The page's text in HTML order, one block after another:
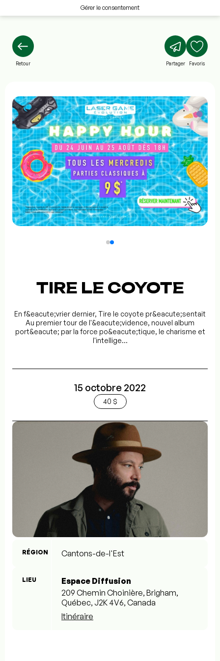
Gérer le consentement
Retour Partager Favoris
TIRE LE COYOTE
En f&eacute;vrier dernier, Tire le coyote pr&eacute;sentait
Au premier tour de l'&eacute;vidence, nouvel album
port&eacute; par la force po&eacute;tique, le charisme et
l'intellige...
15 octobre 2022
40 $
RÉGION Cantons-de-l'Est
LIEU
Espace Diffusion
209 Chemin Choinière, Brigham,
Québec, J2K 4V6, Canada
Itinéraire